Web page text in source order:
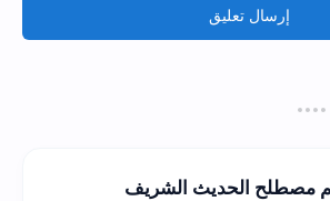
إرسال تعليق
مصطلح الحديث الشريف